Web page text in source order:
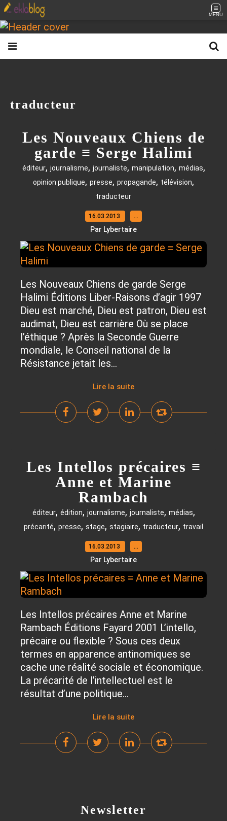
MENU
traducteur
Les Nouveaux Chiens de
garde ≡ Serge Halimi
éditeur, journalisme, journaliste, manipulation, médias,
opinion publique, presse, propagande, télévision,
traducteur
16.03.2013 …
Par Lybertaire
Les Nouveaux Chiens de garde Serge
Halimi Éditions Liber-Raisons d’agir 1997
Dieu est marché, Dieu est patron, Dieu est
audimat, Dieu est carrière Où se place
l’éthique ? Après la Seconde Guerre
mondiale, le Conseil national de la
Résistance jetait les...
Lire la suite
Les Intellos précaires ≡
Anne et Marine
Rambach
éditeur, édition, journalisme, journaliste, médias,
précarité, presse, stage, stagiaire, traducteur, travail
16.03.2013 …
Par Lybertaire
Les Intellos précaires Anne et Marine
Rambach Éditions Fayard 2001 L’intello,
précaire ou flexible ? Sous ces deux
termes en apparence antinomiques se
cache une réalité sociale et économique.
La précarité de l’intellectuel est le
résultat d’une politique...
Lire la suite
Newsletter